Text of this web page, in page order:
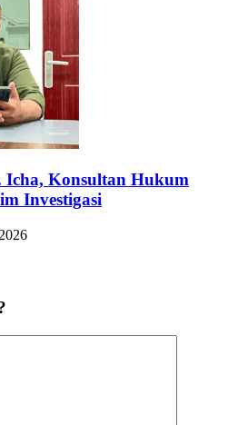
Icha, Konsultan Hukum
Investigasi